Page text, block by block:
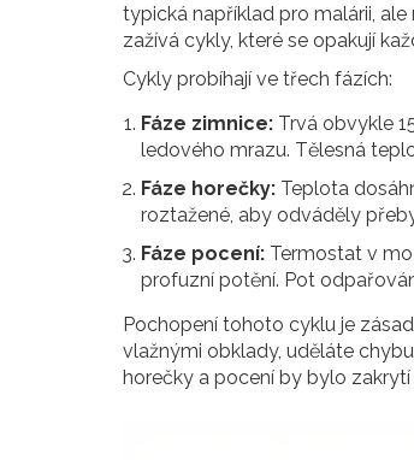
typická například pro malárii,
zažívá cykly, které se opakují
Cykly probíhají ve třech fázích:
Fáze zimnice: Trvá obvykle
ledového mrazu. Tělesná
Fáze horečky: Teplota
roztažené, aby odváděly
Fáze pocení: Termostat v
profuzní potění. Pot
Pochopení tohoto cyklu je
vlažnými obklady, uděláte
horečky a pocení by bylo